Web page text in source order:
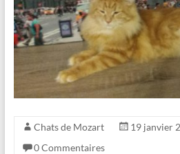
Chats de Mozart 19 janvier
0 Commentaires